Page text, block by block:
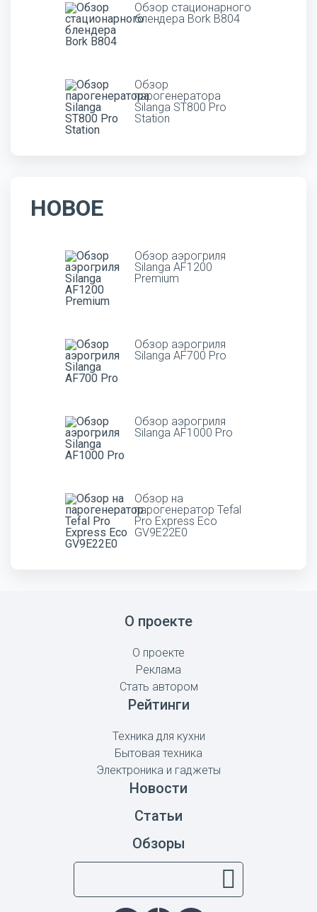
Обзор стационарного
блендера Bork B804
Обзор
парогенератора
Silanga ST800 Pro
Station
НОВОЕ
Обзор аэрогриля
Silanga AF1200
Premium
Обзор аэрогриля
Silanga AF700 Pro
Обзор аэрогриля
Silanga AF1000 Pro
Обзор на
парогенератор Tefal
Pro Express Eco
GV9E22E0
О проекте
О проекте
Реклама
Стать автором
Рейтинги
Техника для кухни
Бытовая техника
Электроника и гаджеты
Новости
Статьи
Обзоры